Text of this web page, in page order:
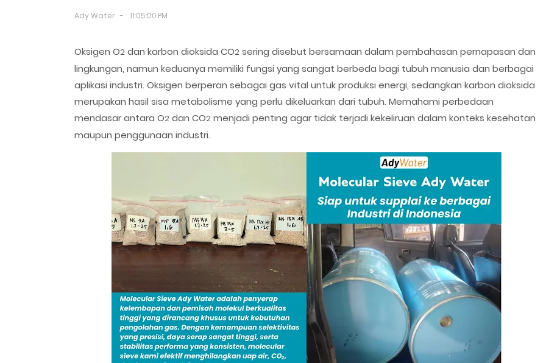
Ady Water 11:05:00 PM
Oksigen O2 dan karbon dioksida CO2 sering disebut bersamaan dalam pembahasan pernapasan dan
lingkungan, namun keduanya memiliki fungsi yang sangat berbeda bagi tubuh manusia dan berbagai
aplikasi industri. Oksigen berperan sebagai gas vital untuk produksi energi, sedangkan karbon dioksida
merupakan hasil sisa metabolisme yang perlu dikeluarkan dari tubuh. Memahami perbedaan
mendasar antara O2 dan CO2 menjadi penting agar tidak terjadi kekeliruan dalam konteks kesehatan
maupun penggunaan industri.